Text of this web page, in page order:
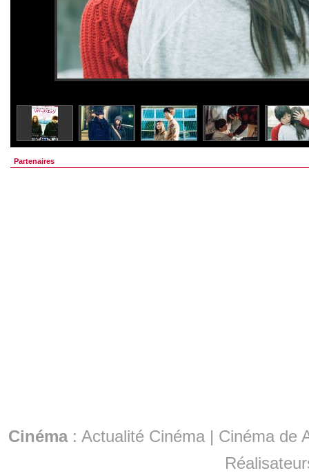
Partenaires
Cinéma: Actualité Cinéma | Cinéma de